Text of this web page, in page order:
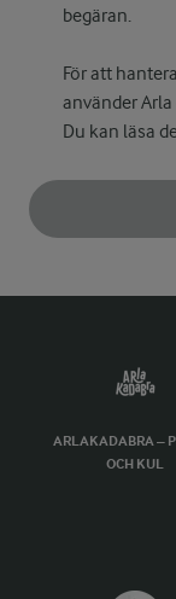
begäran.
För att
använder
Du kan läsa
ARLAKADABRA –
OCH KUL